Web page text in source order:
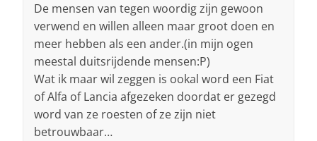
De mensen van tegen woordig zijn gewoon
verwend en willen alleen maar groot doen en
meer hebben als een ander.(in mijn ogen
meestal duitsrijdende mensen:P)
Wat ik maar wil zeggen is ookal word een Fiat
of Alfa of Lancia afgezeken doordat er gezegd
word van ze roesten of ze zijn niet
betrouwbaar…